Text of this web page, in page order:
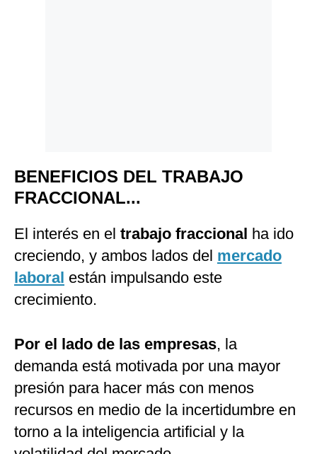
BENEFICIOS DEL TRABAJO
FRACCIONAL...
El interés en el trabajo fraccional ha ido
creciendo, y ambos lados del mercado
laboral están impulsando este
crecimiento.
Por el lado de las empresas, la
demanda está motivada por una mayor
presión para hacer más con menos
recursos en medio de la incertidumbre en
torno a la inteligencia artificial y la